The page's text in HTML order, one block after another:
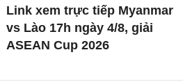
Link xem trực tiếp Myanmar
vs Lào 17h ngày 4/8, giải
ASEAN Cup 2026